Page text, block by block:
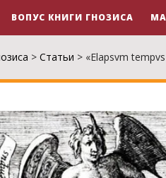
ВОПУС КНИГИ ГНОЗИСА
> Статьи > «Elapsvm